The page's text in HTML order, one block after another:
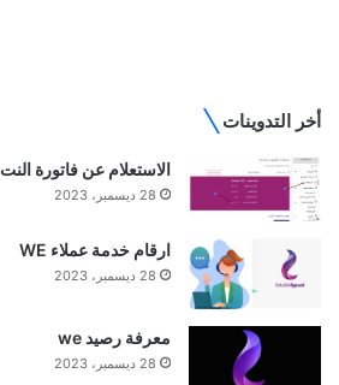
أخر التدوينات
الاستعلام عن فاتورة النت we برقم التليفون
28 ديسمبر، 2023
ارقام خدمة عملاء WE
28 ديسمبر، 2023
معرفة رصيد we
28 ديسمبر، 2023